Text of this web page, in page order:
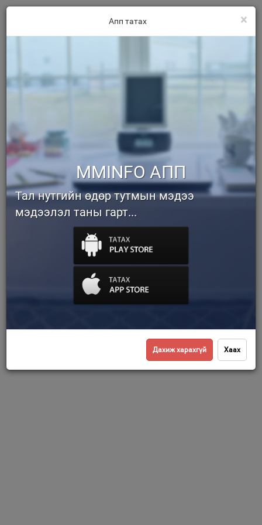
×
Апп татах
MMINFO АПП
Тал нутгийн өдөр тутмын мэдээ
мэдээлэл таны гарт...
Дахиж харахгүй Хаах